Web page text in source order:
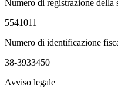
Numero di registrazione della
5541011
Numero di identificazione
38-3933450
Avviso legale